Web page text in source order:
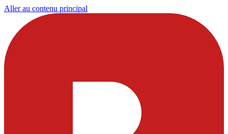
Aller au contenu principal